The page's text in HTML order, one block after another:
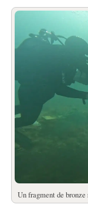
Un fragment de